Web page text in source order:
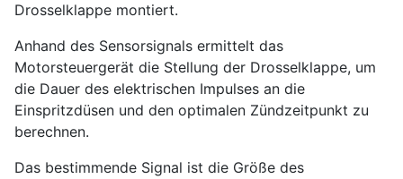
Drosselklappe montiert.
Anhand des Sensorsignals ermittelt das
Motorsteuergerät die Stellung der Drosselklappe, um
die Dauer des elektrischen Impulses an die
Einspritzdüsen und den optimalen Zündzeitpunkt zu
berechnen.
Das bestimmende Signal ist die Größe des